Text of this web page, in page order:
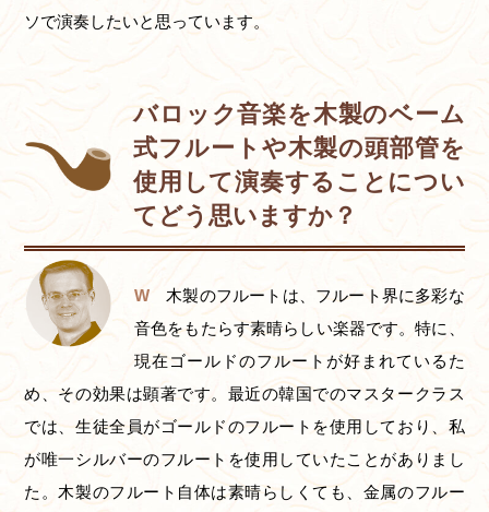
ソで演奏したいと思っています。
バロック音楽を木製のベーム
式フルートや木製の頭部管を
使用して演奏することについ
てどう思いますか？
W 木製のフルートは、フルート界に多彩な
音色をもたらす素晴らしい楽器です。特に、
現在ゴールドのフルートが好まれているた
め、その効果は顕著です。最近の韓国でのマスタークラス
では、生徒全員がゴールドのフルートを使用しており、私
が唯一シルバーのフルートを使用していたことがありまし
た。木製のフルート自体は素晴らしくても、金属のフルー